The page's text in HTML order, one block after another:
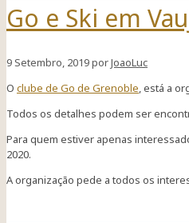
Go e Ski em
9 Setembro, 2019porJoaoLuc
O clube de Go de Grenoble, está a
Todos os detalhes podem ser
Para quem estiver apenas
2020.
A organização pede a todos os